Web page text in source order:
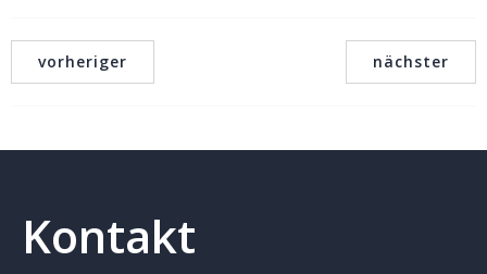
vorheriger nächster
Kontakt